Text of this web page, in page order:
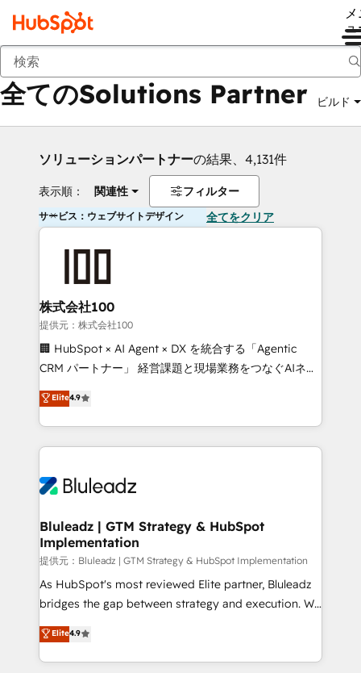
ュ
戻る
全てのSolutions Partner ビルド
ソリューションパートナーの結果、4,131件
表示順： 関連性 フィルター
サービス：ウェブサイトデザイン 全てをクリア
株式会社100
提供元：株式会社100
🏢 HubSpot × AI Agent × DX を統合する「Agentic
CRM パートナー」 経営課題と現場業務をつなぐAIネイ
ティブ・エージェンシーとして、HubSpot Eliteの実装
力で顧客フロント業務を再設計します。 💡 100inc は何
をする会社か？ HubSpotを共通基盤に、AIエージェン
トを組み込んだ顧客フロント業務（マーケティング・営
ィブ・エージェンシーです。事業部・グループ会社・部
を、CRMを軸とした全社共通基盤に再構築します。意
思決定者・PMO・現場担当者に並走します。 1️⃣
HubSpot導入・活用支援 顧客データの一元化から、
GTMの見える化・自動化まで。全Hub統合運用、デー
タ品質設計、グループ横断のCRM統合に対応します。
の一部をAIが自律実行する組織への移行を設計・実装。
Breeze・Claude等をHubSpotと連携させ、役割定義・
Elite4.9
Bluleadz | GTM Strategy & HubSpot
Implementation
提供元：Bluleadz | GTM Strategy & HubSpot Implementation
As HubSpot's most reviewed Elite partner, Bluleadz
bridges the gap between strategy and execution. We
don't just "set up tools" — we install the GTM
Operating System (GTM OS) to align your leadership
and engineer a portal that drives predictable
Elite4.9